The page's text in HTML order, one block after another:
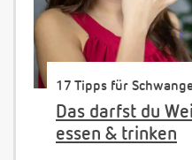
17 Tipps für
Das darfst du
essen & trinken